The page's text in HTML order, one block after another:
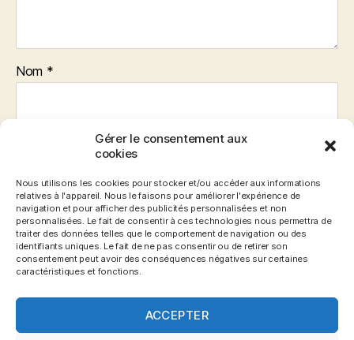
Gérer le consentement aux
cookies
Nous utilisons les cookies pour stocker et/ou accéder aux informations
relatives à l'appareil. Nous le faisons pour améliorer l'expérience de
navigation et pour afficher des publicités personnalisées et non
personnalisées. Le fait de consentir à ces technologies nous permettra de
traiter des données telles que le comportement de navigation ou des
identifiants uniques. Le fait de ne pas consentir ou de retirer son
consentement peut avoir des conséquences négatives sur certaines
caractéristiques et fonctions.
ACCEPTER
Nom *
Site web